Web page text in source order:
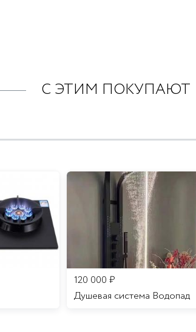
С ЭТИМ ПОКУПАЮТ
120 000 ₽
Душевая система Водопад